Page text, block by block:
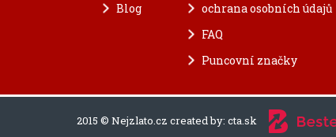
Blog
ochrana osobních údajů
FAQ
Puncovní značky
2015 © Nejzlato.cz created by: cta.sk